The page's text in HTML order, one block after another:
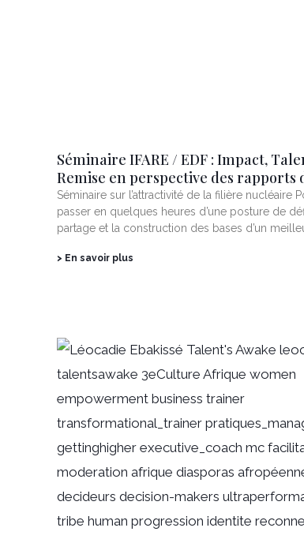
Séminaire IFARE / EDF : Impact,
Remise en perspective des rapports
Séminaire sur l’attractivité de la filière nucléaire
passer en quelques heures d’une posture de
partage et la construction des bases d’un
> En savoir plus